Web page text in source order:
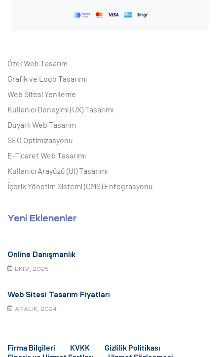
Özel Web Tasarım
Grafik ve Logo Tasarımı
Web Sitesi Yenileme
Kullanıcı Deneyimi (UX) Tasarımı
Duyarlı Web Tasarım
SEO Optimizasyonu
E-Ticaret Web Tasarımı
Kullanıcı Arayüzü (UI) Tasarımı
İçerik Yönetim Sistemi (CMS) Entegrasyonu
Yeni Eklenenler
Online Danışmanlık
EKIM, 2025
Web Sitesi Tasarım Fiyatları
ARALIK, 2024
Firma Bilgileri KVKK
Gizlilik Politikası